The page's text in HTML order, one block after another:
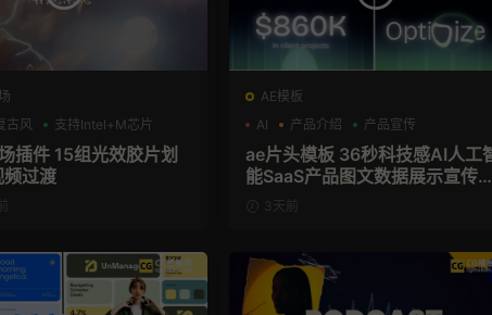
古风 支持Intel+M芯片
插件 15组光效胶片划
过渡
AE模板
AI
产品介绍 产品宣传
ae片头模板 36秒科技感AI人工智
能SaaS产品图文数据展示宣传视
频AE模板
3天前